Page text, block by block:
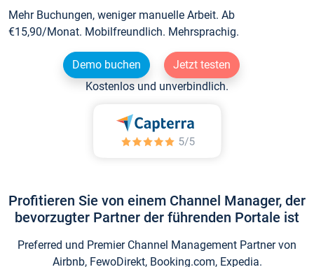
Mehr Buchungen, weniger manuelle Arbeit. Ab
€15,90/Monat. Mobilfreundlich. Mehrsprachig.
Demo buchen
Jetzt testen
Kostenlos und unverbindlich.
Profitieren Sie von einem Channel Manager, der
bevorzugter Partner der führenden Portale ist
Preferred und Premier Channel Management Partner von
Airbnb, FewoDirekt, Booking.com, Expedia.